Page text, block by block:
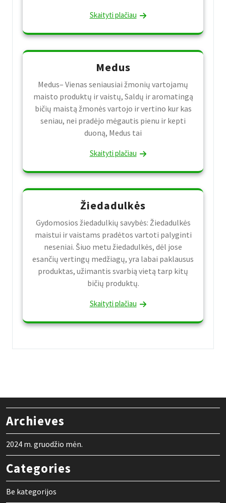
Skaityti plačiau
Medus
Medus– Vienas seniausiai žmonių vartojamų
maisto produktų ir vaistų, Saldų ir aromatingą
bičių maistą žmonės vartojo ir vertino kur kas
seniau, nei pradėjo mėgautis pienu ir kepti
duoną, Medus tai
Skaityti plačiau
Žiedadulkės
Gydomosios žiedadulkių savybės: Žiedadulkės
maistui ir vaistams pradėtos vartoti palyginti
neseniai. Šiuo metu žiedadulkės, dėl jose
esančių vertingų medžiagų, yra labai paklausus
produktas, užimantis svarbią vietą tarp kitų
bičių produktų.
Skaityti plačiau
Archieves
2024 m. gruodžio mėn.
Categories
Be kategorijos